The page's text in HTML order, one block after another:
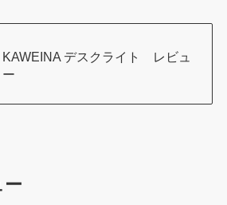
KAWEINA デスクライト レビュ
ー